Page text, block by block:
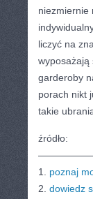
niezmiernie
liczyć na
wyposażają
garderoby
porach nikt
takie
źródło:
1. poznaj
2. dowiedz